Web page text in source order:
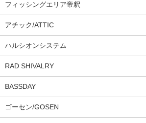
フィッシングエリア帝釈
アチック/ATTIC
ハルシオンシステム
RAD SHIVALRY
BASSDAY
ゴーセン/GOSEN